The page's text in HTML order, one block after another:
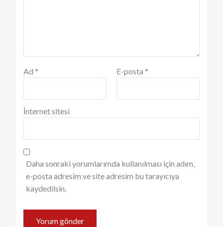
Ad * E-posta *
İnternet sitesi
Daha sonraki yorumlarımda kullanılması için adım,
e-posta adresim ve site adresim bu tarayıcıya
kaydedilsin.